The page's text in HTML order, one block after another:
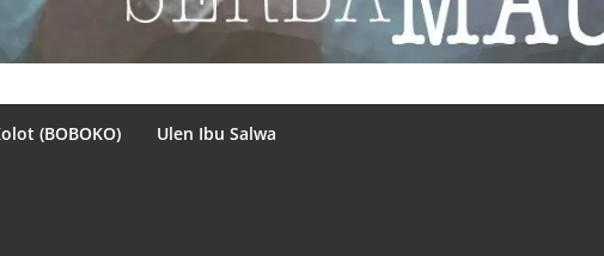
(BOBOKO) Ulen Ibu Salwa